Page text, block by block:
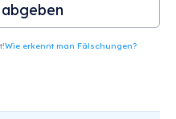
Wie erkennt man Fälschungen?